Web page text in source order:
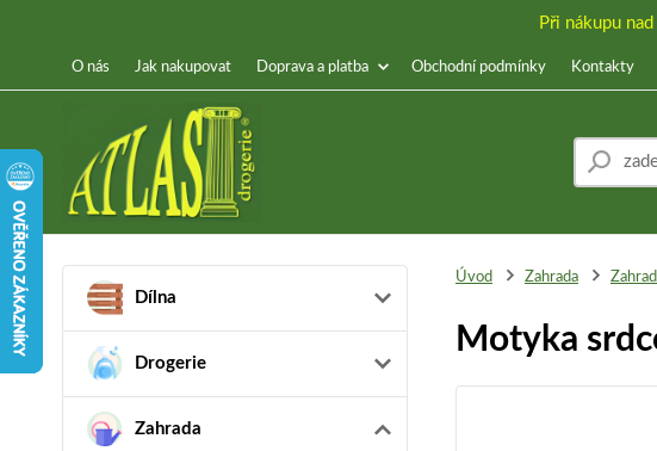
Při nákupu
O nás Jak nakupovat Doprava a platba Obchodní podmínky Kontakty
Dílna
Drogerie
Zahrada
Úvod Zahrada
Motyka